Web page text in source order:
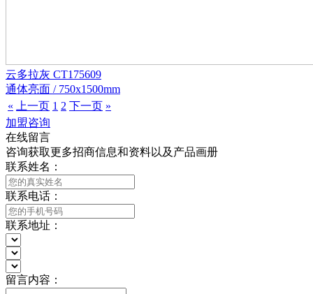
云多拉灰 CT175609
通体亮面 / 750x1500mm
«
上一页 1 2 下一页 »
加盟咨询
在线留言
咨询获取更多招商信息和资料以及产品画册
联系姓名：
联系电话：
联系地址：
留言内容：